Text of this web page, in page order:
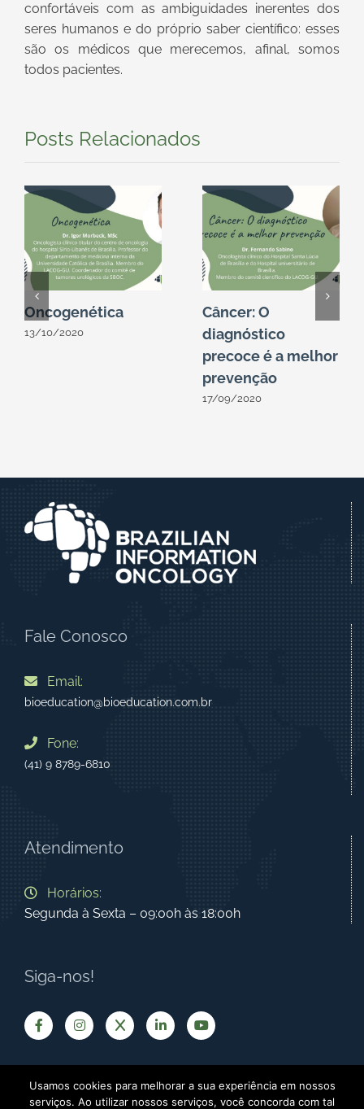
confortáveis com as ambiguidades inerentes dos
seres humanos e do próprio saber científico: esses
são os médicos que merecemos, afinal, somos
todos pacientes.
Posts Relacionados
Oncogenética
13/10/2020
Câncer: O
diagnóstico
precoce é a melhor
prevenção
17/09/2020
Fale Conosco
Email:
bioeducation@bioeducation.com.br
Fone:
(41) 9 8789-6810
Atendimento
Horários:
Segunda à Sexta – 09:00h às 18:00h
Siga-nos!
Usamos cookies para melhorar a sua experiência em nossos
serviços. Ao utilizar nossos serviços, você concorda com tal